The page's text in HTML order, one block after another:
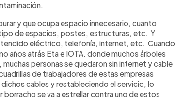
y que ocupa espacio innecesario, cuanto
de espacios, postes, estructuras, etc. Y
eléctrico, telefonía, internet, etc. Cuando
años atrás Eta e IOTA, donde muchos árboles
personas se quedaron sin internet y cable
de trabajadores de estas empresas
cables y restableciendo el servicio, lo
se va a estrellar contra uno de estos